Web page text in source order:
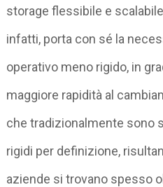
storage flessibile e
infatti, porta con sé la
operativo meno rigido, in
maggiore rapidità al
che tradizionalmente sono
rigidi per definizione,
aziende si trovano spesso